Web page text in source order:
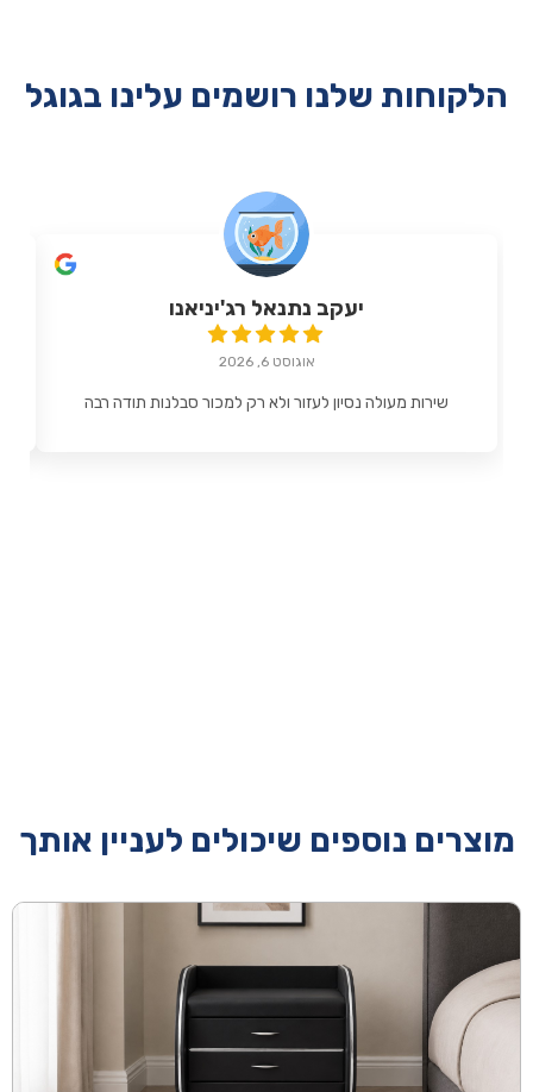
הלקוחות שלנו רושמים עלינו בגוגל
יעקב נתנאל רג'יניאנו
אוגוסט 6, 2026
שירות מעולה נסיון לעזור ולא רק למכור סבלנות תודה רבה
מוצרים נוספים שיכולים לעניין אותך